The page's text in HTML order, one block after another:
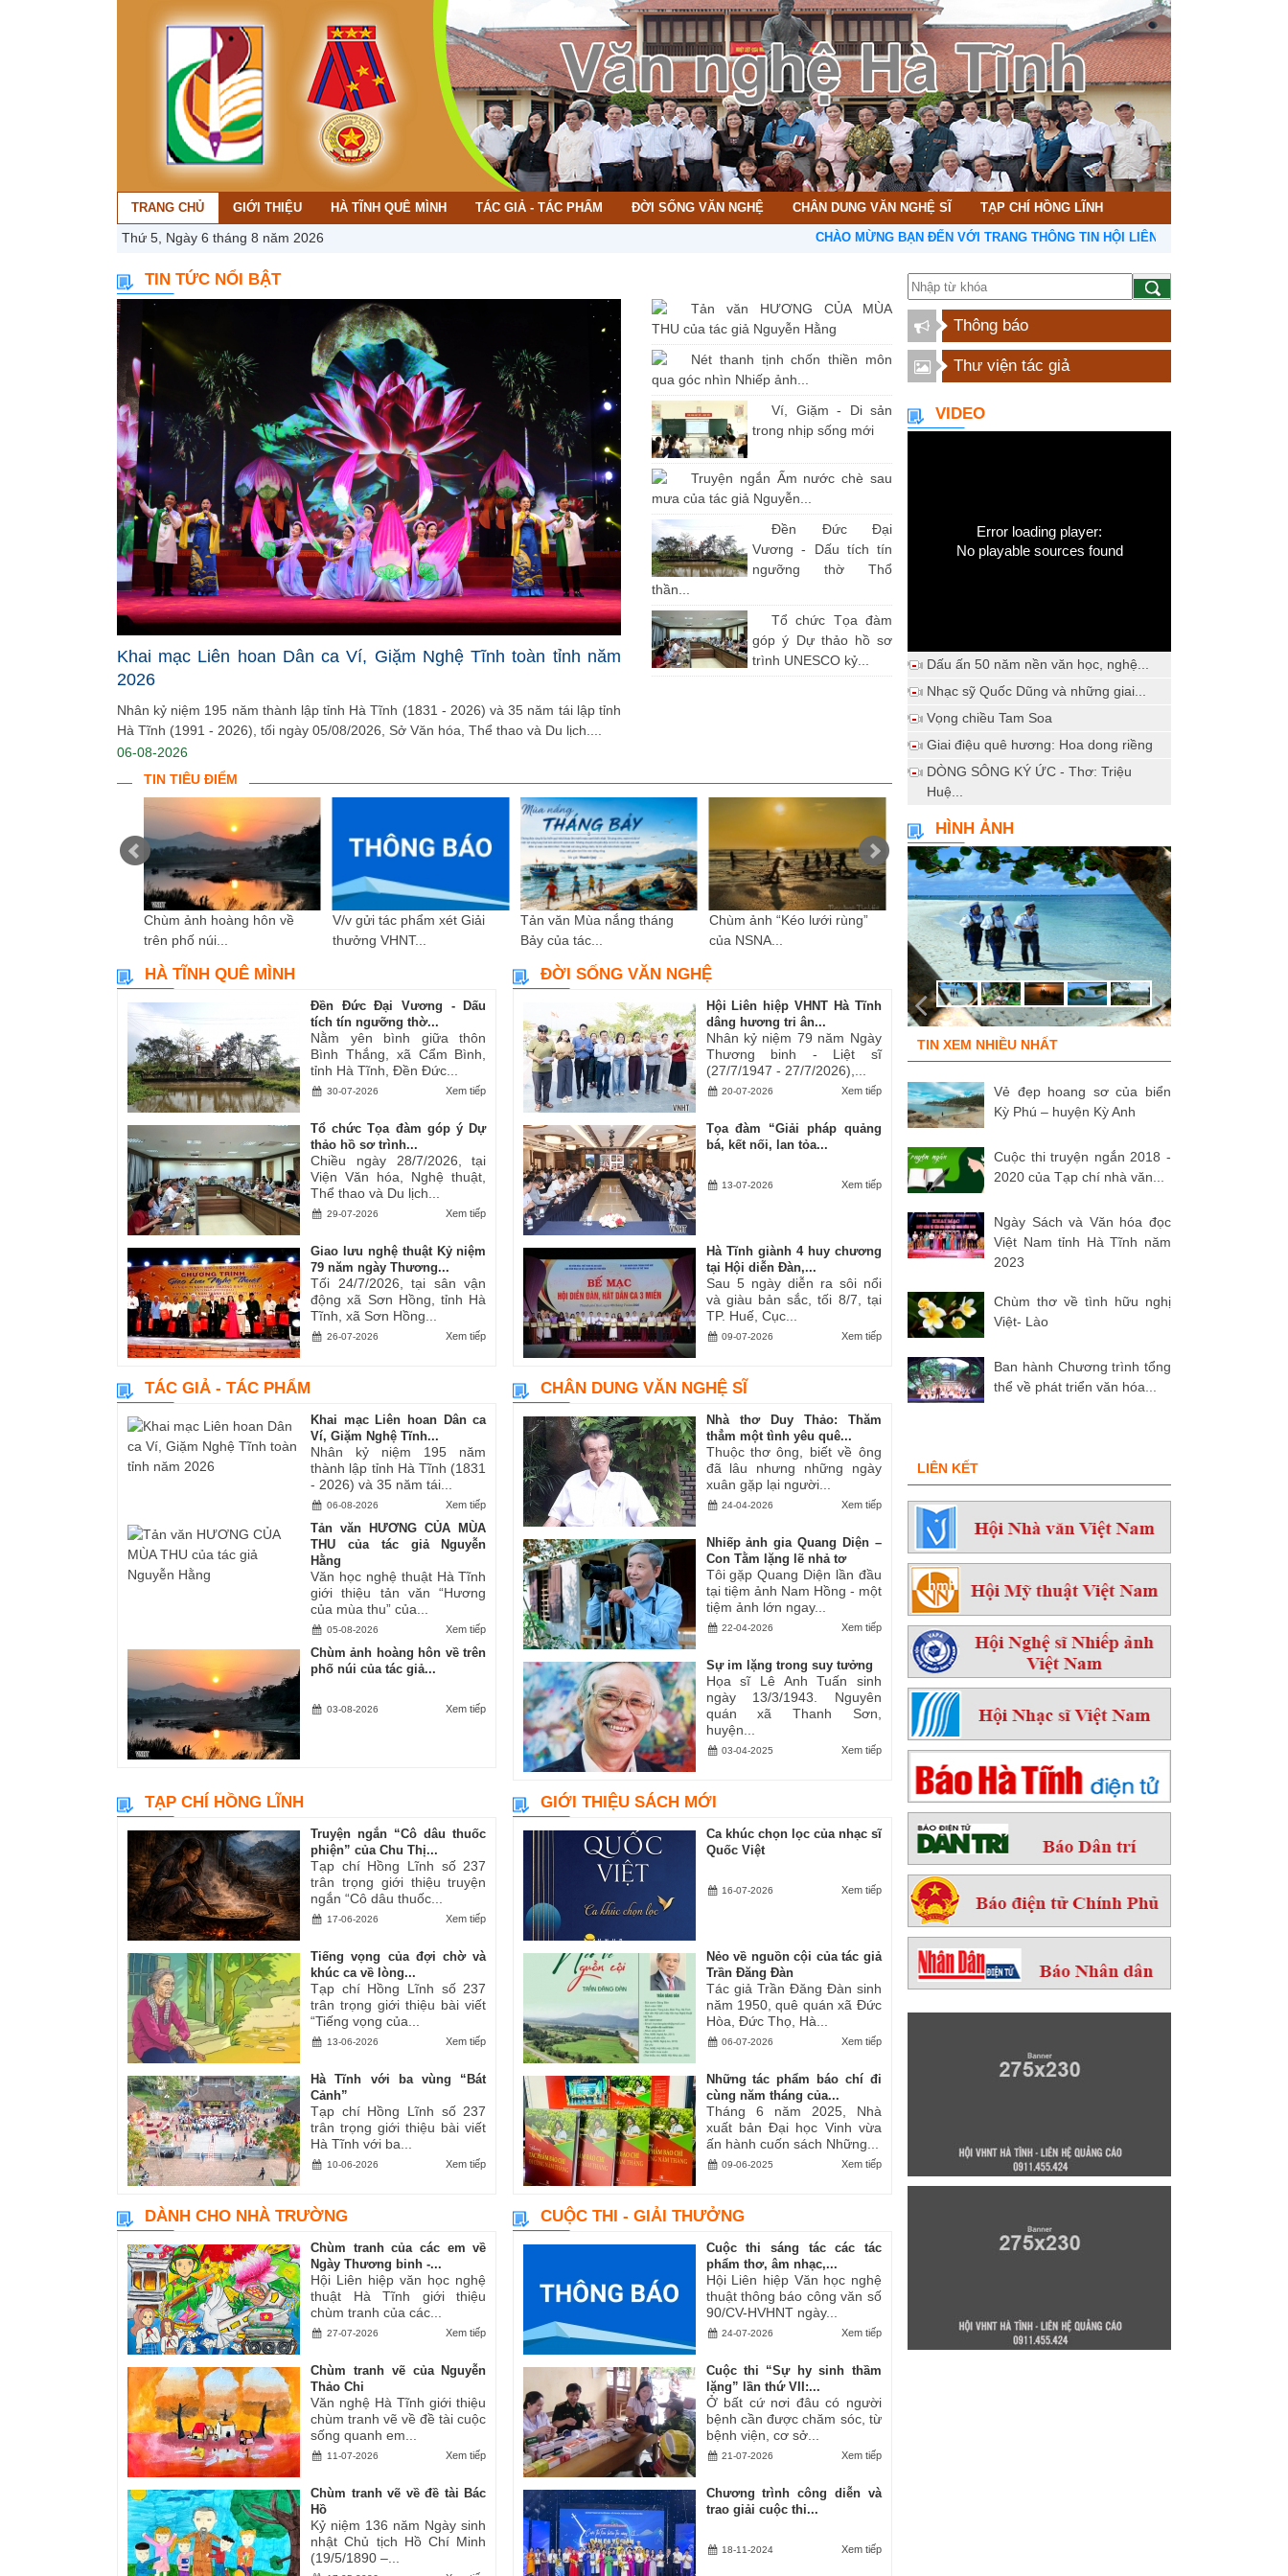
TRANG CHỦ GIỚI THIỆU HÀ TĨNH QUÊ MÌNH TÁC GIẢ - TÁC PHẨM ĐỜI SỐNG VĂN NGHỆ CHÂN DUNG VĂN NGHỆ SĨ TẠP CHÍ HỒNG LĨNH
Thứ 5, Ngày 6 tháng 8 năm 2026 CHÀO MỪNG BẠN ĐẾN VỚI TRANG THÔNG TIN HỘI LIÊN HIỆP VĂN HỌC NGHỆ
TIN TỨC NỔI BẬT
Khai mạc Liên hoan Dân ca Ví, Giặm Nghệ Tĩnh toàn tỉnh năm
2026
Nhân kỷ niệm 195 năm thành lập tỉnh Hà Tĩnh (1831 - 2026) và 35 năm tái lập tỉnh
Hà Tĩnh (1991 - 2026), tối ngày 05/08/2026, Sở Văn hóa, Thể thao và Du lịch....
06-08-2026
Tản văn HƯƠNG CỦA MÙA
THU của tác giả Nguyễn Hằng
Nét thanh tịnh chốn thiền môn
qua góc nhìn Nhiếp ảnh...
Ví, Giặm - Di sản
trong nhịp sống mới
Truyện ngắn Ấm nước chè sau
mưa của tác giả Nguyễn...
Đền Đức Đại
Vương - Dấu tích tín
ngưỡng thờ Thổ
thần...
Tổ chức Tọa đàm
góp ý Dự thảo hồ sơ
trình UNESCO kỷ...
TIN TIÊU ĐIỂM
Chùm ảnh hoàng hôn về
trên phố núi...
V/v gửi tác phẩm xét Giải
thưởng VHNT...
Tản văn Mùa nắng tháng
Bảy của tác...
Chùm ảnh “Kéo lưới rùng”
của NSNA...
ĐỒNG ĐỘI ƠI, CÁC ANH ĐÃ
TRỞ VỀ!
Tùy bút “Cung trầm tháng 7”
của nhà...
HÀ TĨNH QUÊ MÌNH
Đền Đức Đại Vương - Dấu
tích tín ngưỡng thờ...
Nằm yên bình giữa thôn
Bình Thắng, xã Cẩm Bình,
tỉnh Hà Tĩnh, Đền Đức...
Xem tiếp
30-07-2026
Tổ chức Tọa đàm góp ý Dự
thảo hồ sơ trình...
Chiều ngày 28/7/2026, tại
Viện Văn hóa, Nghệ thuật,
Thể thao và Du lịch...
Xem tiếp
29-07-2026
Giao lưu nghệ thuật Kỷ niệm
79 năm ngày Thương...
Tối 24/7/2026, tại sân vận
động xã Sơn Hồng, tỉnh Hà
Tĩnh, xã Sơn Hồng...
Xem tiếp
26-07-2026
ĐỜI SỐNG VĂN NGHỆ
Hội Liên hiệp VHNT Hà Tĩnh
dâng hương tri ân...
Nhân kỷ niệm 79 năm Ngày
Thương binh - Liệt sĩ
(27/7/1947 - 27/7/2026),...
Xem tiếp
20-07-2026
Tọa đàm “Giải pháp quảng
bá, kết nối, lan tỏa...
Xem tiếp
13-07-2026
Hà Tĩnh giành 4 huy chương
tại Hội diễn Đàn,...
Sau 5 ngày diễn ra sôi nổi
và giàu bản sắc, tối 8/7, tại
TP. Huế, Cục...
Xem tiếp
09-07-2026
TÁC GIẢ - TÁC PHẨM
Khai mạc Liên hoan Dân ca
Ví, Giặm Nghệ Tĩnh...
Nhân kỷ niệm 195 năm
thành lập tỉnh Hà Tĩnh (1831
- 2026) và 35 năm tái...
Xem tiếp
06-08-2026
Tản văn HƯƠNG CỦA MÙA
THU của tác giả Nguyễn
Hằng
Văn học nghệ thuật Hà Tĩnh
giới thiệu tản văn “Hương
của mùa thu” của...
Xem tiếp
05-08-2026
Chùm ảnh hoàng hôn về trên
phố núi của tác giả...
Xem tiếp
03-08-2026
CHÂN DUNG VĂN NGHỆ SĨ
Nhà thơ Duy Thảo: Thăm
thẳm một tình yêu quê...
Thuộc thơ ông, biết về ông
đã lâu nhưng những ngày
xuân gặp lại người...
Xem tiếp
24-04-2026
Nhiếp ảnh gia Quang Diện –
Con Tằm lặng lẽ nhả tơ
Tôi gặp Quang Diện lần đầu
tại tiệm ảnh Nam Hồng - một
tiệm ảnh lớn ngay...
Xem tiếp
22-04-2026
Sự im lặng trong suy tưởng
Họa sĩ Lê Anh Tuấn sinh
ngày 13/3/1943. Nguyên
quán xã Thanh Sơn,
huyện...
Xem tiếp
03-04-2025
TẠP CHÍ HỒNG LĨNH
Truyện ngắn “Cô dâu thuốc
phiện” của Chu Thị...
Tạp chí Hồng Lĩnh số 237
trân trọng giới thiệu truyện
ngắn “Cô dâu thuốc...
Xem tiếp
17-06-2026
Tiếng vọng của đợi chờ và
khúc ca về lòng...
Tạp chí Hồng Lĩnh số 237
trân trọng giới thiệu bài viết
“Tiếng vọng của...
Xem tiếp
13-06-2026
Hà Tĩnh với ba vùng “Bát
Cảnh”
Tạp chí Hồng Lĩnh số 237
trân trọng giới thiệu bài viết
Hà Tĩnh với ba...
Xem tiếp
10-06-2026
GIỚI THIỆU SÁCH MỚI
Ca khúc chọn lọc của nhạc sĩ
Quốc Việt
Xem tiếp
16-07-2026
Nẻo về nguồn cội của tác giả
Trần Đăng Đàn
Tác giả Trần Đăng Đàn sinh
năm 1950, quê quán xã Đức
Hòa, Đức Thọ, Hà...
Xem tiếp
06-07-2026
Những tác phẩm báo chí đi
cùng năm tháng của...
Tháng 6 năm 2025, Nhà
xuất bản Đại học Vinh vừa
ấn hành cuốn sách Những...
Xem tiếp
09-06-2025
DÀNH CHO NHÀ TRƯỜNG
Chùm tranh của các em về
Ngày Thương binh -...
Hội Liên hiệp văn học nghệ
thuật Hà Tĩnh giới thiệu
chùm tranh của các...
Xem tiếp
27-07-2026
Chùm tranh vẽ của Nguyễn
Thảo Chi
Văn nghệ Hà Tĩnh giới thiệu
chùm tranh vẽ về đề tài cuộc
sống quanh em...
Xem tiếp
11-07-2026
Chùm tranh vẽ về đề tài Bác
Hồ
Kỷ niệm 136 năm Ngày sinh
nhật Chủ tịch Hồ Chí Minh
(19/5/1890 –...
CUỘC THI - GIẢI THƯỞNG
Cuộc thi sáng tác các tác
phẩm thơ, âm nhạc,...
Hội Liên hiệp Văn học nghệ
thuật thông báo công văn số
90/CV-HVHNT ngày...
Xem tiếp
24-07-2026
Cuộc thi “Sự hy sinh thầm
lặng” lần thứ VII:...
Ở bất cứ nơi đâu có người
bệnh cần được chăm sóc, từ
bệnh viện, cơ sở...
Xem tiếp
21-07-2026
Chương trình công diễn và
trao giải cuộc thi...
Xem tiếp
18-11-2024
Thông báo
Thư viện tác giả
VIDEO
Error loading player:
No playable sources found
Dấu ấn 50 năm nền văn học, nghệ...
Nhạc sỹ Quốc Dũng và những giai...
Vọng chiều Tam Soa
Giai điệu quê hương: Hoa dong riềng
DÒNG SÔNG KÝ ỨC - Thơ: Triệu
Huệ...
HÌNH ẢNH
TIN XEM NHIỀU NHẤT
Vẻ đẹp hoang sơ của biển
Kỳ Phú – huyện Kỳ Anh
Cuộc thi truyện ngắn 2018 -
2020 của Tạp chí nhà văn...
Ngày Sách và Văn hóa đọc
Việt Nam tỉnh Hà Tĩnh năm
2023
Chùm thơ về tình hữu nghị
Việt- Lào
Ban hành Chương trình tổng
thể về phát triển văn hóa...
LIÊN KẾT